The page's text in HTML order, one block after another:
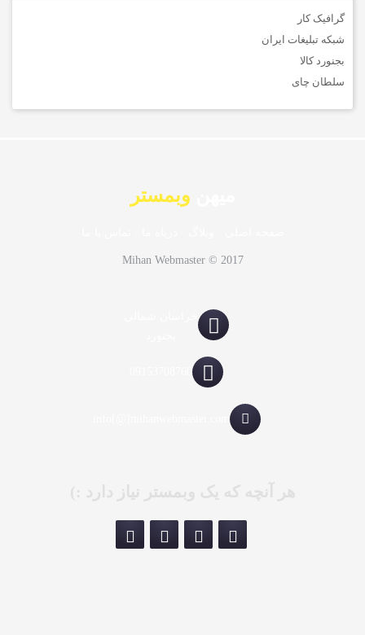
گرافیک کار
شبکه تبلیغات ایران
بجنورد کالا
سلطان چای
وبمستر
Mihan Webmaster © 2017